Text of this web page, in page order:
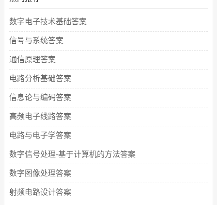
数字电子技术基础答案
信号与系统答案
通信原理答案
电路分析基础答案
信息论与编码答案
高频电子线路答案
电路与电子学答案
数字信号处理-基于计算机的方法答案
数字图像处理答案
射频电路设计答案